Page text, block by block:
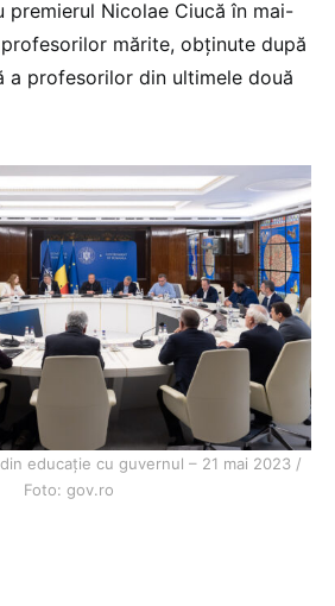
premierul Nicolae Ciucă în mai-
mărite, obținute după
a profesorilor din ultimele două
educație cu guvernul – 21 mai 2023 /
Foto: gov.ro